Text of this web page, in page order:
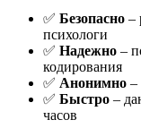
✅ Безопасно –
психологи
✅ Надежно –
кодирования
✅ Анонимно –
✅ Быстро –
часов